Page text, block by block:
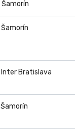
Šamorín
Šamorín
Inter Bratislava
Šamorín